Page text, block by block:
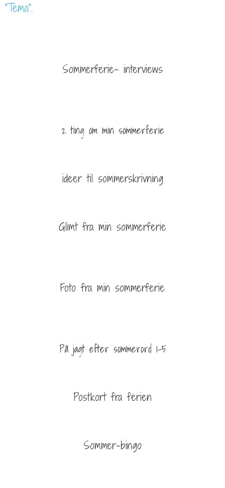
“Tema”.
Sommerferie- interviews
2 ting om min sommerferie
ideer til sommerskrivning
Glimt fra min sommerferie
Foto fra min sommerferie
På jagt efter sommerord 1-5
Postkort fra ferien
Sommer-bingo